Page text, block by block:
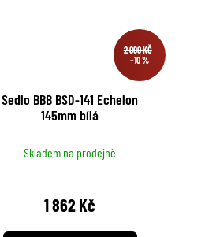
2 090 KČ
–10 %
Sedlo BBB BSD-141 Echelon
145mm bílá
Skladem na prodejně
1 862 Kč